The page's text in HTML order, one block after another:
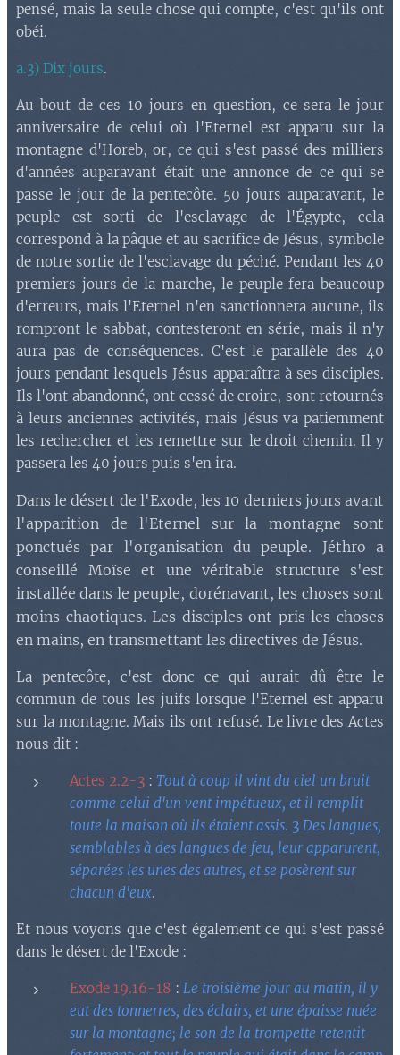
pensé, mais la seule chose qui compte, c'est qu'ils ont
obéi.
a.3) Dix jours.
Au bout de ces 10 jours en question, ce sera le jour
anniversaire de celui où l'Eternel est apparu sur la
montagne d'Horeb, or, ce qui s'est passé des milliers
d'années auparavant était une annonce de ce qui se
passe le jour de la pentecôte. 50 jours auparavant, le
peuple est sorti de l'esclavage de l'Égypte, cela
correspond à la pâque et au sacrifice de Jésus, symbole
de notre sortie de l'esclavage du péché. Pendant les 40
premiers jours de la marche, le peuple fera beaucoup
d'erreurs, mais l'Eternel n'en sanctionnera aucune, ils
rompront le sabbat, contesteront en série, mais il n'y
aura pas de conséquences. C'est le parallèle des 40
jours pendant lesquels Jésus apparaîtra à ses disciples.
Ils l'ont abandonné, ont cessé de croire, sont retournés
à leurs anciennes activités, mais Jésus va patiemment
les rechercher et les remettre sur le droit chemin. Il y
passera les 40 jours puis s'en ira.
Dans le désert de l'Exode, les 10 derniers jours avant
l'apparition de l'Eternel sur la montagne sont
ponctués par l'organisation du peuple. Jéthro a
conseillé Moïse et une véritable structure s'est
installée dans le peuple, dorénavant, les choses sont
moins chaotiques. Les disciples ont pris les choses
en mains, en transmettant les directives de Jésus.
La pentecôte, c'est donc ce qui aurait dû être le
commun de tous les juifs lorsque l'Eternel est apparu
sur la montagne. Mais ils ont refusé. Le livre des Actes
nous dit :
Actes 2.2-3 : Tout à coup il vint du ciel un bruit
comme celui d'un vent impétueux, et il remplit
toute la maison où ils étaient assis. 3 Des langues,
semblables à des langues de feu, leur apparurent,
séparées les unes des autres, et se posèrent sur
chacun d'eux.
Et nous voyons que c'est également ce qui s'est passé
dans le désert de l'Exode :
Exode 19.16-18 : Le troisième jour au matin, il y
eut des tonnerres, des éclairs, et une épaisse nuée
sur la montagne; le son de la trompette retentit